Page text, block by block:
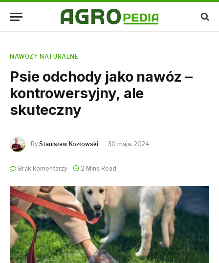
NAWOZY NATURALNE
Psie odchody jako nawóz –
kontrowersyjny, ale
skuteczny
By Stanisław Kozłowski 30 maja, 2024
Brak komentarzy 2 Mins Read